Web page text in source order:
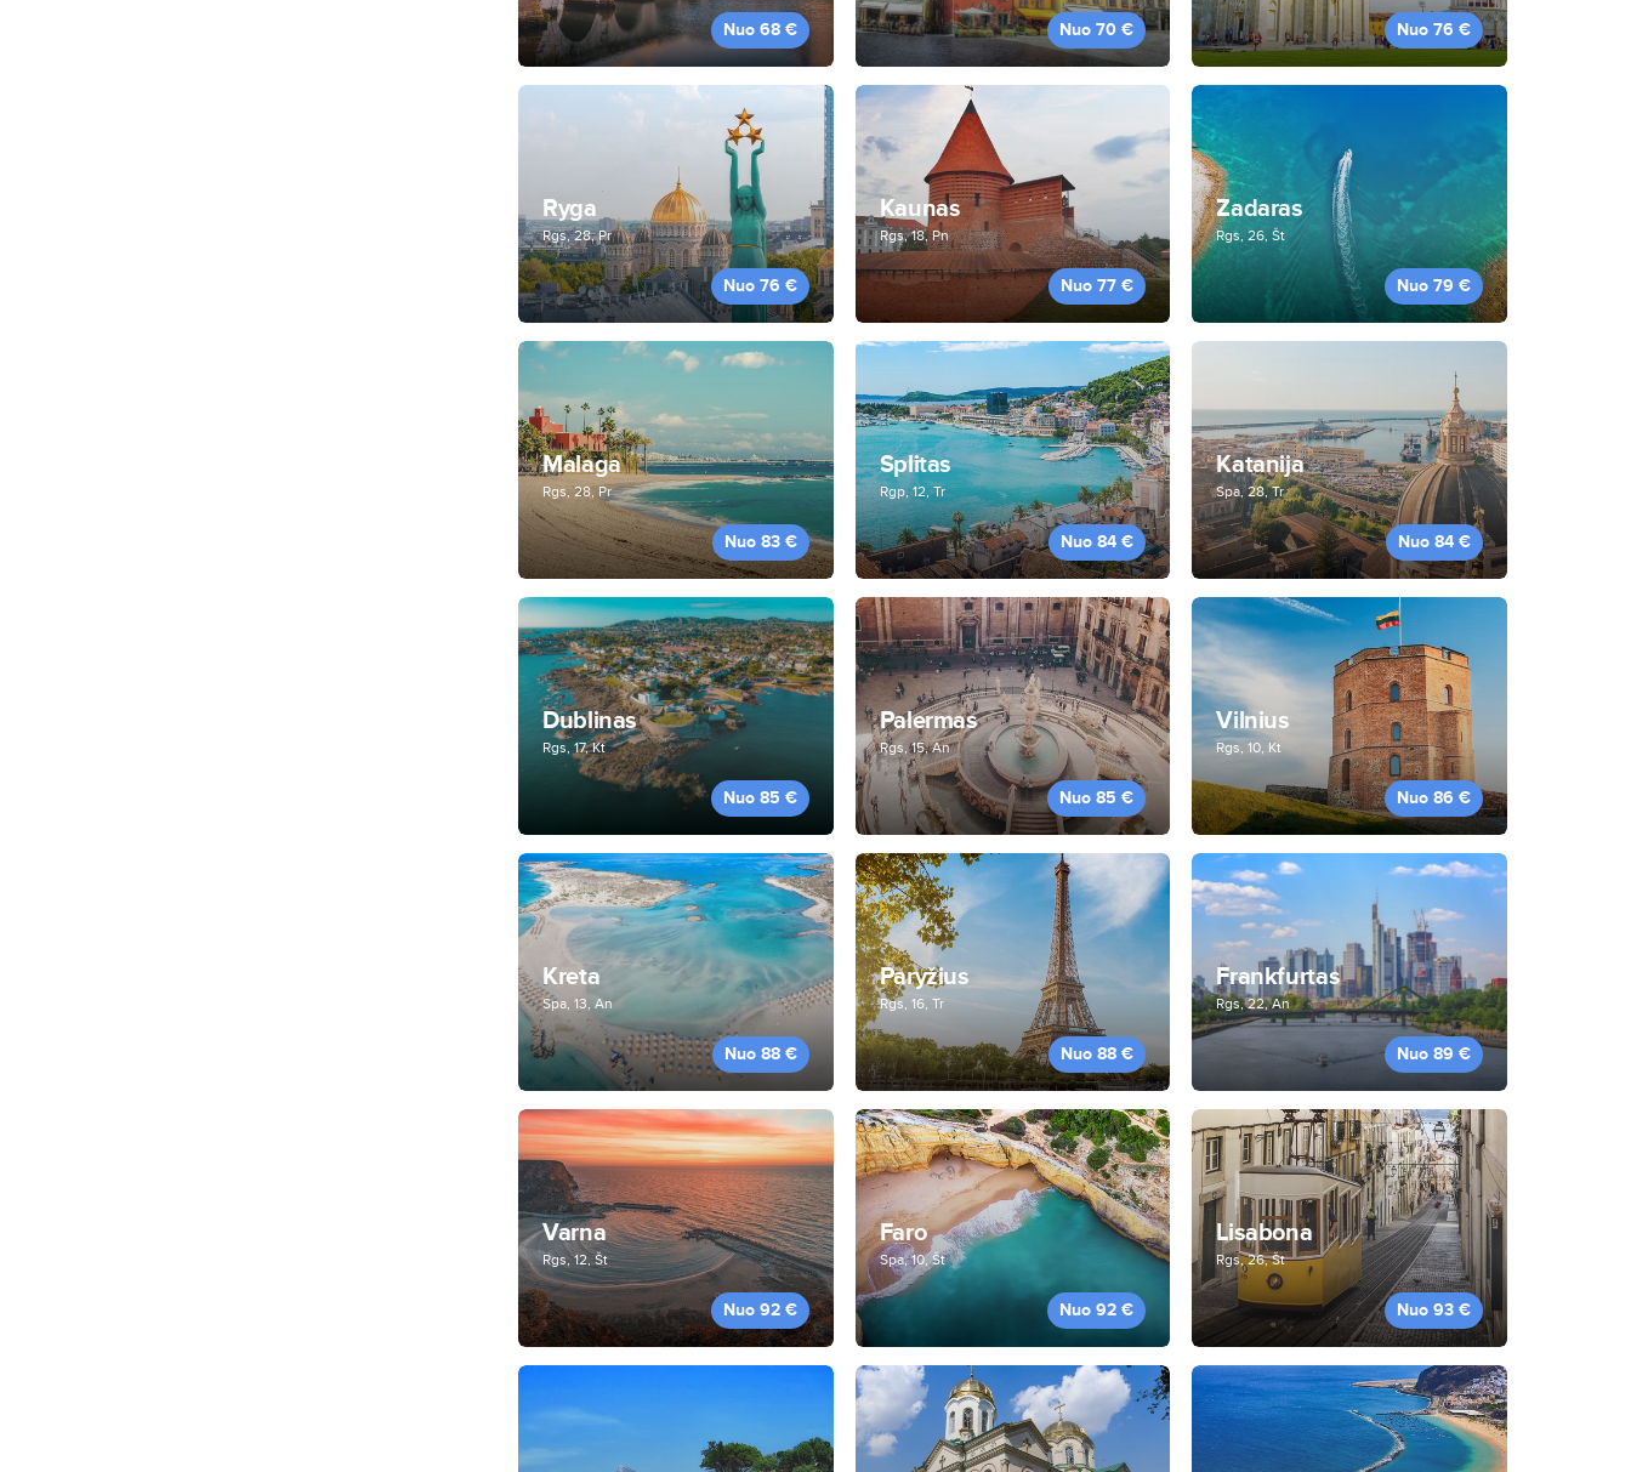
Nuo 68 € Nuo 70 € Nuo 76 €
Ryga
Rgs, 28, Pr
Nuo 76 €
Kaunas
Rgs, 18, Pn
Nuo 77 €
Zadaras
Rgs, 26, Št
Nuo 79 €
Malaga
Rgs, 28, Pr
Nuo 83 €
Splitas
Rgp, 12, Tr
Nuo 84 €
Katanija
Spa, 28, Tr
Nuo 84 €
Dublinas
Rgs, 17, Kt
Nuo 85 €
Palermas
Rgs, 15, An
Nuo 85 €
Vilnius
Rgs, 10, Kt
Nuo 86 €
Kreta
Spa, 13, An
Nuo 88 €
Paryžius
Rgs, 16, Tr
Nuo 88 €
Frankfurtas
Rgs, 22, An
Nuo 89 €
Varna
Rgs, 12, Št
Nuo 92 €
Faro
Spa, 10, Št
Nuo 92 €
Lisabona
Rgs, 26, Št
Nuo 93 €